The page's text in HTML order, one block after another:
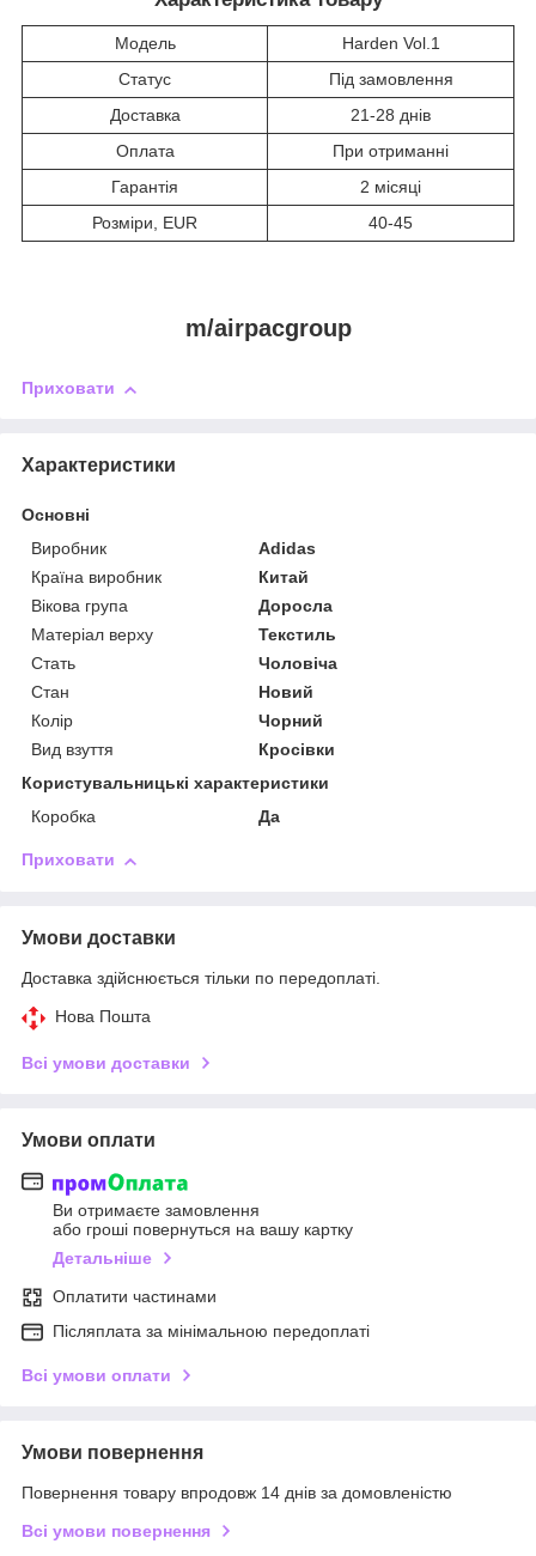
Модель
Harden Vol.1
Статус
Під замовлення
Доставка
21-28 днів
Оплата
При отриманні
Гарантія
2 місяці
Розміри, EUR
40-45
m/airpacgroup
Приховати
Характеристики
Основні
Виробник
Adidas
Країна виробник
Китай
Вікова група
Доросла
Матеріал верху
Текстиль
Стать
Чоловіча
Стан
Новий
Колір
Чорний
Вид взуття
Кросівки
Користувальницькі характеристики
Коробка
Да
Приховати
Умови доставки
Доставка здійснюється тільки по передоплаті.
Нова Пошта
Всі умови доставки
Умови оплати
Ви отримаєте замовлення
або гроші повернуться на вашу картку
Детальніше
Оплатити частинами
Післяплата за мінімальною передоплаті
Всі умови оплати
Умови повернення
Повернення товару впродовж 14 днів за домовленістю
Всі умови повернення